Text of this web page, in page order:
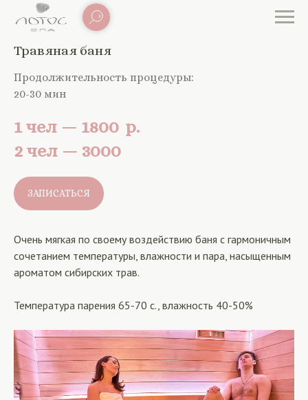
Травяная баня
Продолжительность процедуры:
20-30 мин
1 чел — 1800
2 чел — 3000
р.
ЗАПИСАТЬСЯ
Очень мягкая по своему воздействию баня с гармоничным
сочетанием температуры, влажности и пара, насыщенным
ароматом сибирских трав.
Температура парения 65-70 с., влажность 40-50%